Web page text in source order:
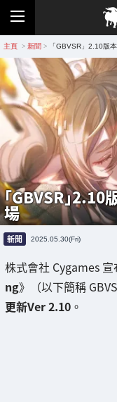
主頁 > 新聞 > 「GBVSR」2.10版
「GBVSR」2.10
場
新聞 2025.05.30(Fri)
株式會社 Cygames
ng》（以下簡稱
更新Ver 2.10 。